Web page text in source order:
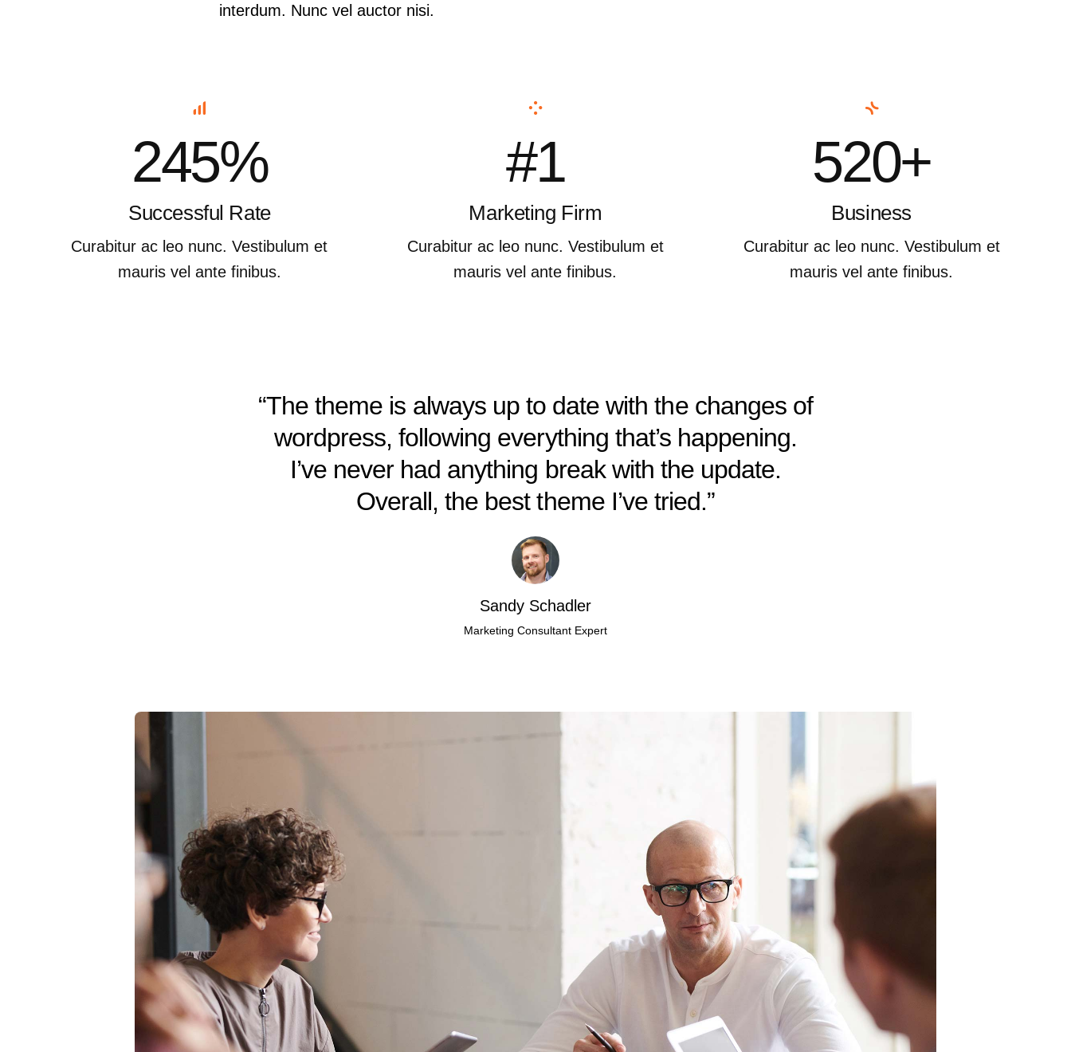
interdum. Nunc vel auctor nisi.
245%
Successful Rate
Curabitur ac leo nunc. Vestibulum et
mauris vel ante finibus.
#1
Marketing Firm
Curabitur ac leo nunc. Vestibulum et
mauris vel ante finibus.
520+
Business
Curabitur ac leo nunc. Vestibulum et
mauris vel ante finibus.
“The theme is always up to date with the changes of
wordpress, following everything that’s happening.
I’ve never had anything break with the update.
Overall, the best theme I’ve tried.”
Sandy Schadler
Marketing Consultant Expert